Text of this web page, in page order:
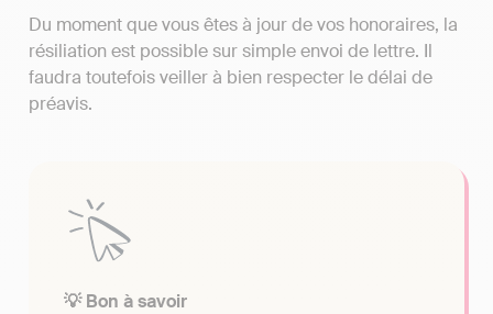
Du moment que vous êtes à jour de vos honoraires, la
résiliation est possible sur simple envoi de lettre. Il
faudra toutefois veiller à bien respecter le délai de
préavis.
💡 Bon à savoir